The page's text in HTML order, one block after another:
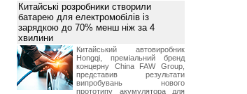
Китайські розробники створили
батарею для електромобілів із
зарядкою до 70% менш ніж за 4
хвилини
Китайський автовиробник
Hongqi, преміальний бренд
концерну China FAW Group,
представив результати
випробувань нового
прототипу акумулятора для